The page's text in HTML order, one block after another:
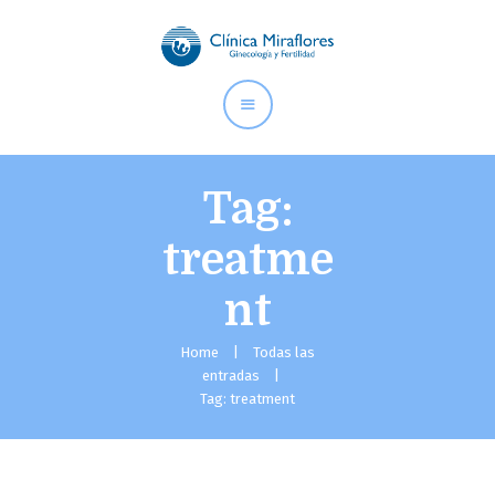
Tag:
treatme
nt
Home
Todas las
entradas
Tag: treatment
CLÍNICA MIRAFLORES |
GINECOLOGÍA Y FERTILIDAD
Somos especialistas en ginecología y fertilidad desde 1994.
Hemos ayudado a cumplir su sueño a miles de familias.
Instalaciones
Contáctanos